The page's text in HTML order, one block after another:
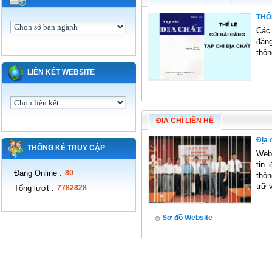
LIÊN KẾT WEBSITE
THỐNG KÊ TRUY CẬP
Đang Online : 80
Tổng lượt : 7782828
ĐỊA CHỈ LIÊN HỆ
Địa
tin
trữ
Sơ đồ Website